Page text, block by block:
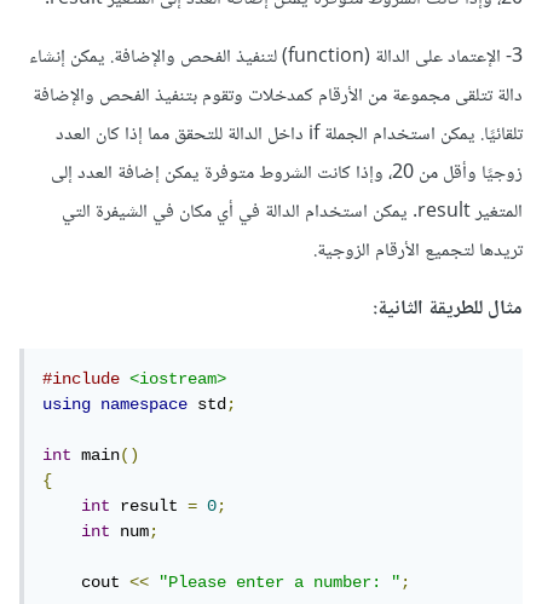
3- الإعتماد على الدالة (function) لتنفيذ الفحص والإضافة. يمكن إنشاء
دالة تتلقى مجموعة من الأرقام كمدخلات وتقوم بتنفيذ الفحص والإضافة
تلقائيًا. يمكن استخدام الجملة if داخل الدالة للتحقق مما إذا كان العدد
زوجيًا وأقل من 20، وإذا كانت الشروط متوفرة يمكن إضافة العدد إلى
المتغير result. يمكن استخدام الدالة في أي مكان في الشيفرة التي
تريدها لتجميع الأرقام الزوجية.
مثال للطريقة الثانية:
#include
<iostream>
using
namespace std;
int main()
{
int
result = 0;
int
num;
    cout
<< "Please enter a number: ";